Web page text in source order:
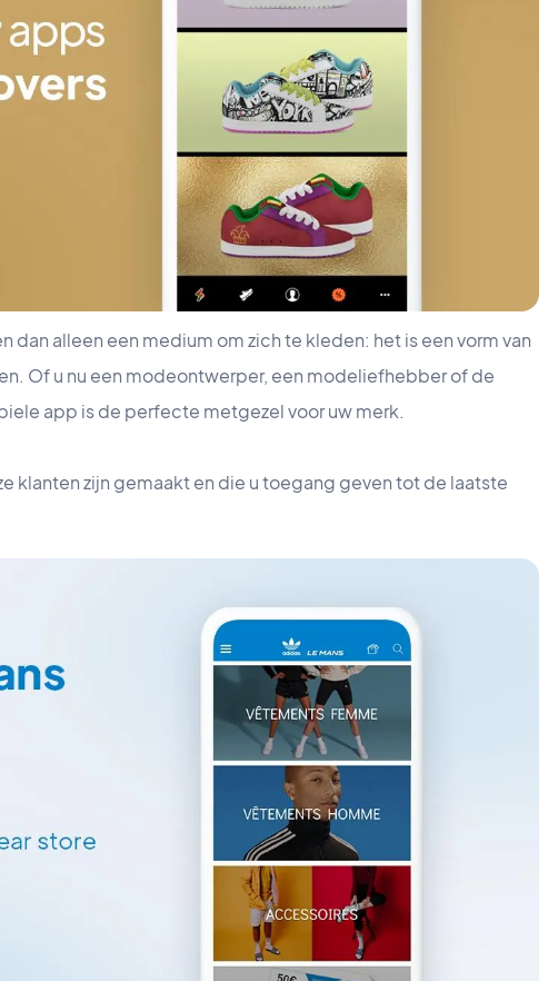
alleen een medium om zich te kleden: het is een vorm van
Of u nu een modeontwerper, een modeliefhebber of de
app is de perfecte metgezel voor uw merk.
klanten zijn gemaakt en die u toegang geven tot de laatste